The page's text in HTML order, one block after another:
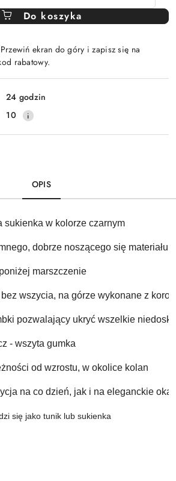
Do koszyka
ekran do góry i zapisz się na
rabatowy.
24 godzin
10
OPIS
sukienka w kolorze czarnym
dobrze noszącego się materiału
marszczenie
wszycia, na górze wykonane z
pozwalający ukryć wszelkie
- wszyta gumka
od wzrostu, w okolice kolan
na co dzień, jak i na eleganckie
się jako tunik lub sukienka